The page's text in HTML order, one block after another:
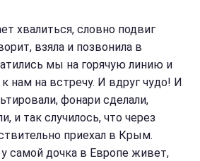
хвалиться, словно подвиг
взяла и позвонила в
мы на горячую линию и
нам на встречу. И вдруг чудо! И
фонари сделали,
и так случилось, что через
приехал в Крым.
у самой дочка в Европе живет,